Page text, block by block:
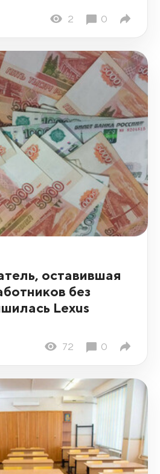
2 0
оставившая
без
Lexus
72 0